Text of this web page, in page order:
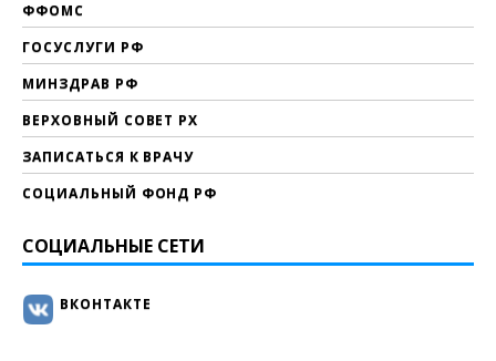
ФФОМС
ГОСУСЛУГИ РФ
МИНЗДРАВ РФ
ВЕРХОВНЫЙ СОВЕТ РХ
ЗАПИСАТЬСЯ К ВРАЧУ
СОЦИАЛЬНЫЙ ФОНД РФ
СОЦИАЛЬНЫЕ СЕТИ
ВКОНТАКТЕ